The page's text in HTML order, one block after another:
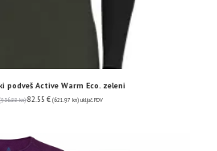
podveš Active Warm Eco. zeleni
kn) 82.55 € (621.97 kn) uključ. PDV